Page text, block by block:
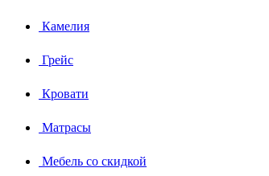
Камелия
Грейс
Кровати
Матрасы
Мебель со скидкой